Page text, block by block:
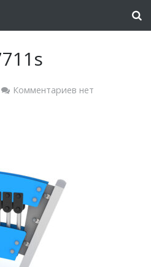
Комментариев нет